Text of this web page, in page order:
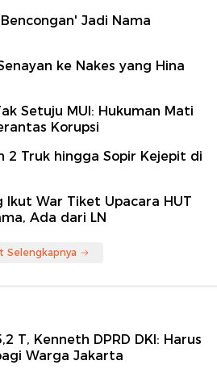
Jadi Nama
ke Nakes yang Hina
Setuju MUI: Hukuman Mati
Korupsi
2 Truk hingga Sopir Kejepit di
Ikut War Tiket Upacara HUT
Ada dari LN
Selengkapnya
T, Kenneth DPRD DKI: Harus
Warga Jakarta